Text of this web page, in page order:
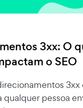
3xx: O
o SEO
3xx
qualquer pessoa